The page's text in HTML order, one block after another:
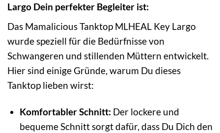
Largo Dein perfekter Begleiter ist:
Das Mamalicious Tanktop MLHEAL Key Largo
wurde speziell für die Bedürfnisse von
Schwangeren und stillenden Müttern entwickelt.
Hier sind einige Gründe, warum Du dieses
Tanktop lieben wirst:
Komfortabler Schnitt: Der lockere und
bequeme Schnitt sorgt dafür, dass Du Dich den